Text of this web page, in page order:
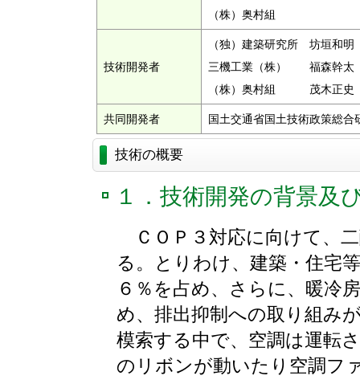
（株）奥村組
技術開発者
（独）建築研究所 坊垣和明
三機工業（株） 福森幹太
（株）奥村組 茂木正史
共同開発者 国土交通省国土技術政策総
技術の概要
１．技術開発の背景及
ＣＯＰ３対応に向けて、
る。とりわけ、建築・住宅
６％を占め、さらに、暖冷
め、排出抑制への取り組み
模索する中で、空調は運転
のリボンが動いたり空調フ